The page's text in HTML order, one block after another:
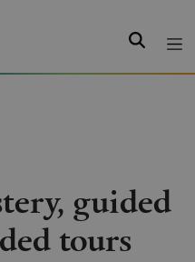
Search
guided
tours